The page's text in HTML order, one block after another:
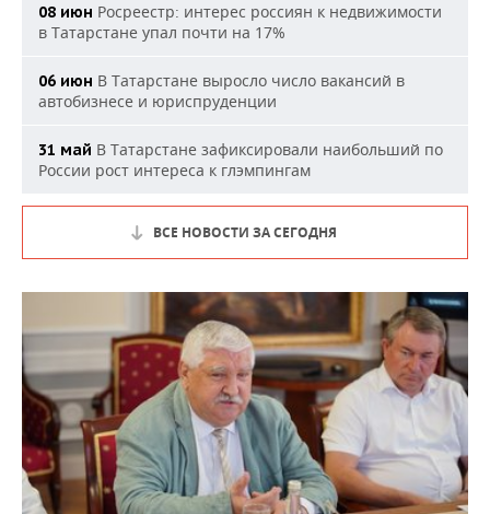
08 июн Росреестр: интерес россиян к недвижимости
в Татарстане упал почти на 17%
06 июн В Татарстане выросло число вакансий в
автобизнесе и юриспруденции
31 май В Татарстане зафиксировали наибольший по
России рост интереса к глэмпингам
ВСЕ НОВОСТИ ЗА СЕГОДНЯ